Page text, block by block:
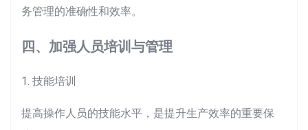
务管理的准确性和效率。
四、加强人员培训与管理
1. 技能培训
提高操作人员的技能水平，是提升生产效率的重要保